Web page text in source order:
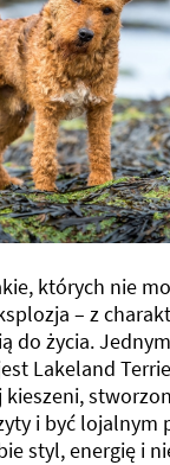
których nie
– z
do życia.
Lakeland
i być lojalnym
styl, energię i